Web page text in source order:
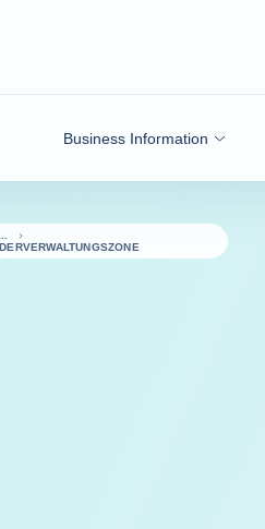
Business Information